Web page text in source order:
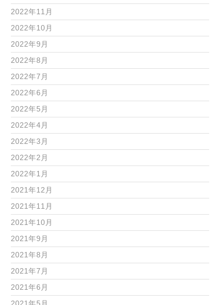
2022年11月
2022年10月
2022年9月
2022年8月
2022年7月
2022年6月
2022年5月
2022年4月
2022年3月
2022年2月
2022年1月
2021年12月
2021年11月
2021年10月
2021年9月
2021年8月
2021年7月
2021年6月